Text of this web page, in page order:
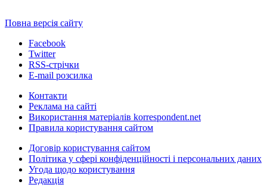
Повна версія сайту
Facebook
Twitter
RSS-стрічки
E-mail розсилка
Контакти
Реклама на сайті
Використання матеріалів korrespondent.net
Правила користування сайтом
Договір користування сайтом
Політика у сфері конфіденційності і персональних даних
Угода щодо користування
Редакція